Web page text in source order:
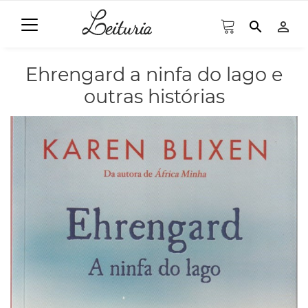
search person_outline
Ehrengard a ninfa do lago e
outras histórias